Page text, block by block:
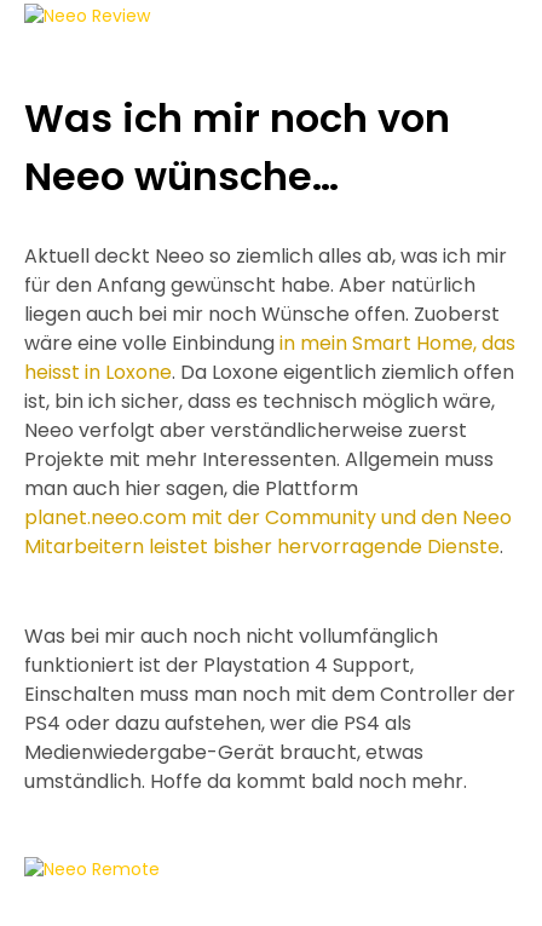
Was ich mir noch von
Neeo wünsche…
Aktuell deckt Neeo so ziemlich alles ab, was ich mir
für den Anfang gewünscht habe. Aber natürlich
liegen auch bei mir noch Wünsche offen. Zuoberst
wäre eine volle Einbindungin mein Smart Home, das
heisst in Loxone. Da Loxone eigentlich ziemlich offen
ist, bin ich sicher, dass es technisch möglich wäre,
Neeo verfolgt aber verständlicherweise zuerst
Projekte mit mehr Interessenten. Allgemein muss
man auch hier sagen, die Plattform
planet.neeo.com mit der Community und den Neeo
Mitarbeitern leistet bisher hervorragende Dienste.
Was bei mir auch noch nicht vollumfänglich
funktioniert ist der Playstation 4 Support,
Einschalten muss man noch mit dem Controller der
PS4 oder dazu aufstehen, wer die PS4 als
Medienwiedergabe-Gerät braucht, etwas
umständlich. Hoffe da kommt bald noch mehr.